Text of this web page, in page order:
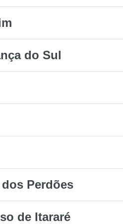
do Sul
Perdões
de Itararé